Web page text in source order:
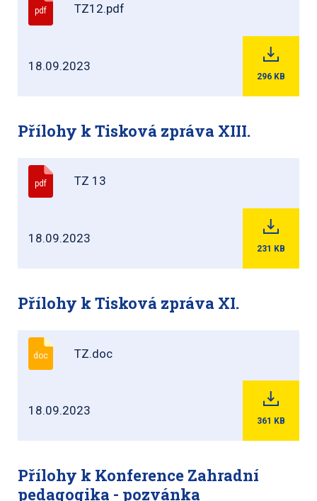
pdf TZ12.pdf
18.09.2023
296 KB
Přílohy k Tisková zpráva XIII.
pdf TZ 13
18.09.2023
231 KB
Přílohy k Tisková zpráva XI.
doc TZ.doc
18.09.2023
361 KB
Přílohy k Konference Zahradní
pedagogika - pozvánka